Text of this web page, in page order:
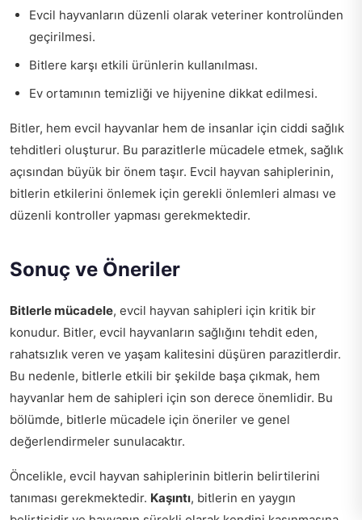
Evcil hayvanların düzenli olarak veteriner kontrolünden
geçirilmesi.
Bitlere karşı etkili ürünlerin kullanılması.
Ev ortamının temizliği ve hijyenine dikkat edilmesi.
Bitler, hem evcil hayvanlar hem de insanlar için ciddi sağlık
tehditleri oluşturur. Bu parazitlerle mücadele etmek, sağlık
açısından büyük bir önem taşır. Evcil hayvan sahiplerinin,
bitlerin etkilerini önlemek için gerekli önlemleri alması ve
düzenli kontroller yapması gerekmektedir.
Sonuç ve Öneriler
Bitlerle mücadele, evcil hayvan sahipleri için kritik bir
konudur. Bitler, evcil hayvanların sağlığını tehdit eden,
rahatsızlık veren ve yaşam kalitesini düşüren parazitlerdir.
Bu nedenle, bitlerle etkili bir şekilde başa çıkmak, hem
hayvanlar hem de sahipleri için son derece önemlidir. Bu
bölümde, bitlerle mücadele için öneriler ve genel
değerlendirmeler sunulacaktır.
Öncelikle, evcil hayvan sahiplerinin bitlerin belirtilerini
tanıması gerekmektedir. Kaşıntı, bitlerin en yaygın